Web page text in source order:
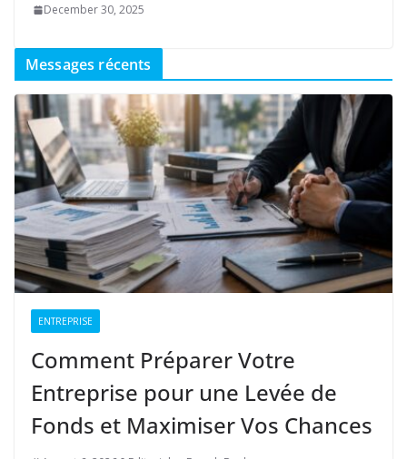
December 30, 2025
Messages récents
ENTREPRISE
Comment Préparer Votre
Entreprise pour une Levée de
Fonds et Maximiser Vos Chances